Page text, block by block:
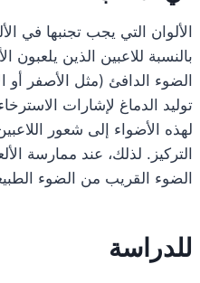
الألوان التي يجب تجنبها في
بالنسبة للاعبين الذين
الضوء الدافئ (مثل الأصفر أو
توليد الدماغ لإشارات
لهذه الأضواء إلى شعور
التركيز. لذلك، عند ممارسة
الضوء القريب من الضوء
للدراسة